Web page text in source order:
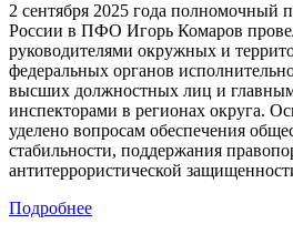
2 сентября 2025 года полномочный
России в ПФО Игорь Комаров
руководителями окружных и
федеральных органов
высших должностных лиц и
инспекторами в регионах округа.
уделено вопросам обеспечения
стабильности, поддержания
антитеррористической
Подробнее